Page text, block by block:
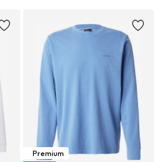
Premium